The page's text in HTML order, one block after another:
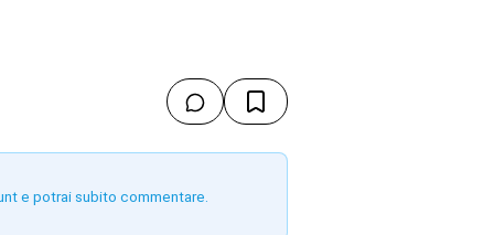
e potrai subito commentare.